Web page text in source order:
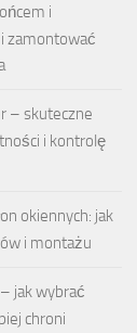
i
zamontować
– skuteczne
i kontrolę
okiennych: jak
i montażu
jak wybrać
chroni